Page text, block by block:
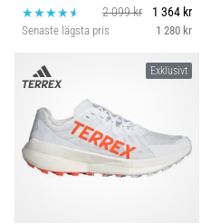
2 099 kr
1 364 kr
Senaste lägsta pris 1 280 kr
Exklusivt